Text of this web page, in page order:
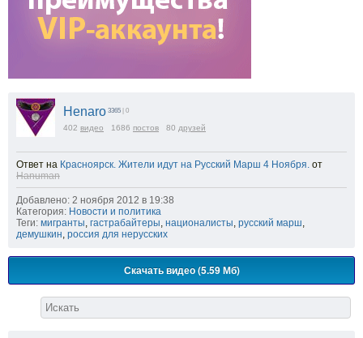
Henaro 3365 | 0
402 видео 1686 постов 80 друзей
Ответ на Красноярск. Жители идут на Русский Марш 4 Ноября. от
Hanuman
Добавлено: 2 ноября 2012 в 19:38
Категория: Новости и политика
Теги: мигранты, гастрабайтеры, националисты, русский марш,
демушкин, россия для нерусских
Скачать видео (5.59 Мб)